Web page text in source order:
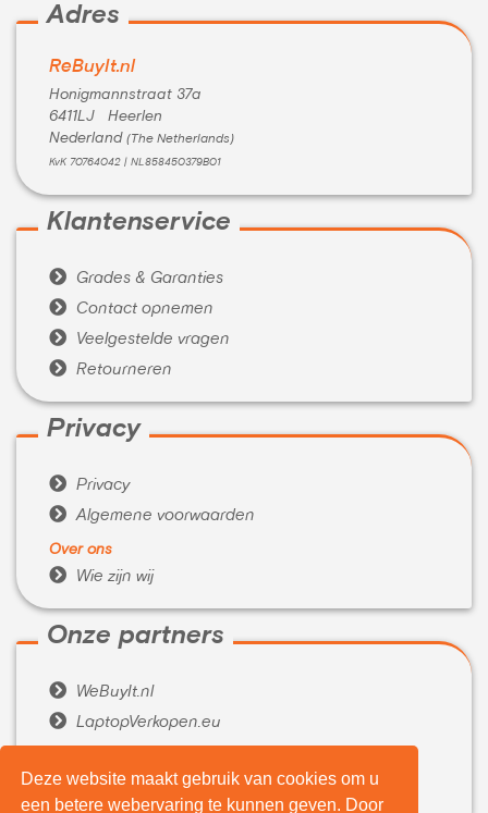
Deze website maakt gebruik van cookies om u
een betere webervaring te kunnen geven. Door
Adres
ReBuyIt.nl
Honigmannstraat 37a
6411LJ Heerlen
Nederland (The Netherlands)
KvK 70764042 | NL858450379B01
Klantenservice
 Grades & Garanties
 Contact opnemen
 Veelgestelde vragen
 Retourneren
Privacy
 Privacy
 Algemene voorwaarden
Over ons
 Wie zijn wij
Onze partners
 WeBuyIt.nl
 LaptopVerkopen.eu
